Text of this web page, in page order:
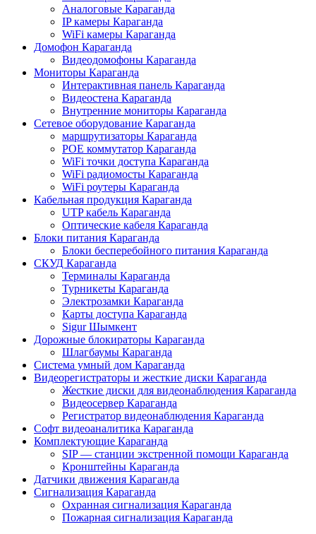
Аналоговые Караганда
IP камеры Караганда
WiFi камеры Караганда
Домофон Караганда
Видеодомофоны Караганда
Мониторы Караганда
Интерактивная панель Караганда
Видеостена Караганда
Внутренние мониторы Караганда
Сетевое оборудование Караганда
маршрутизаторы Караганда
POE коммутатор Караганда
WiFi точки доступа Караганда
WiFi радиомосты Караганда
WiFi роутеры Караганда
Кабельная продукция Караганда
UTP кабель Караганда
Оптические кабеля Караганда
Блоки питания Караганда
Блоки бесперебойного питания Караганда
СКУД Караганда
Терминалы Караганда
Турникеты Караганда
Электрозамки Караганда
Карты доступа Караганда
Sigur Шымкент
Дорожные блокираторы Караганда
Шлагбаумы Караганда
Система умный дом Караганда
Видеорегистраторы и жесткие диски Караганда
Жесткие диски для видеонаблюдения Караганда
Видеосервер Караганда
Регистратор видеонаблюдения Караганда
Софт видеоаналитика Караганда
Комплектующие Караганда
SIP — станции экстренной помощи Караганда
Кронштейны Караганда
Датчики движения Караганда
Сигнализация Караганда
Охранная сигнализация Караганда
Пожарная сигнализация Караганда